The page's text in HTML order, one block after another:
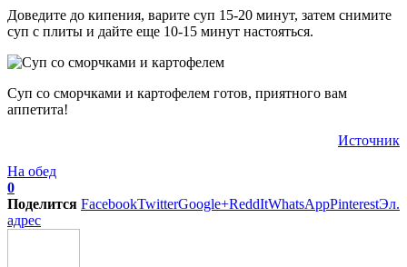
Доведите до кипения, варите суп 15-20 минут, затем снимите
суп с плиты и дайте еще 10-15 минут настояться.
Cуп со сморчками и картофелем готов, приятного вам
аппетита!
Источник
На обед
0
Поделится FacebookTwitterGoogle+ReddItWhatsAppPinterestЭл.
адрес